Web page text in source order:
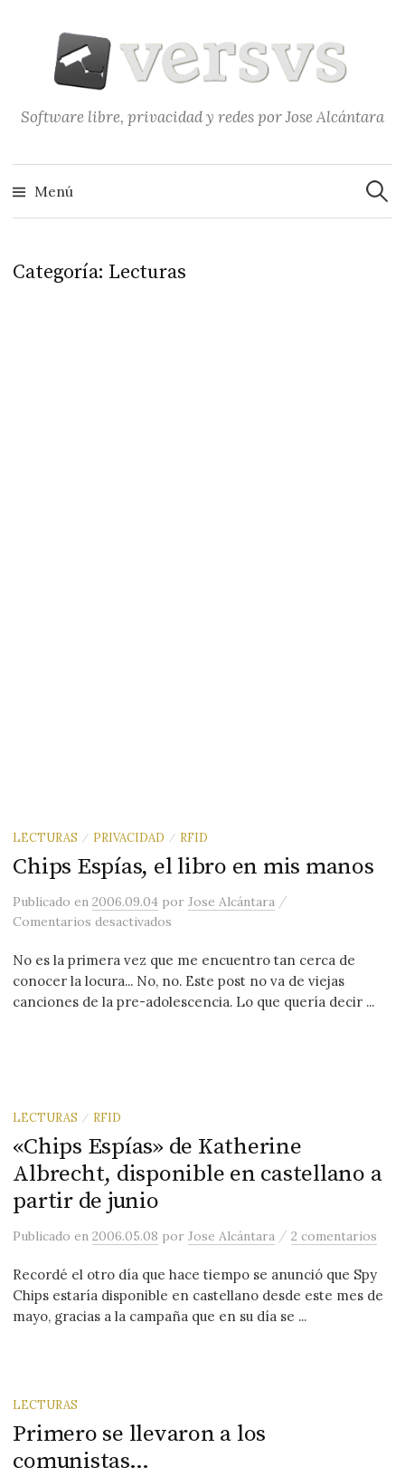
contenido
Software libre, privacidad y redes por Jose Alcántara
Menú
Categoría: Lecturas
LECTURAS / PRIVACIDAD / RFID
Chips Espías, el libro en mis manos
Publicadoen2006.09.04 porJose Alcántara /
Comentarios desactivados
No es la primera vez que me encuentro tan cerca de
conocer la locura... No, no. Este post no va de viejas
canciones de la pre-adolescencia. Lo que quería decir ...
LECTURAS / RFID
«Chips Espías» de Katherine
Albrecht, disponible en castellano a
partir de junio
Publicadoen2006.05.08 porJose Alcántara /2 comentarios
Recordé el otro día que hace tiempo se anunció que Spy
Chips estaría disponible en castellano desde este mes de
mayo, gracias a la campaña que en su día se ...
LECTURAS
Primero se llevaron a los
comunistas…